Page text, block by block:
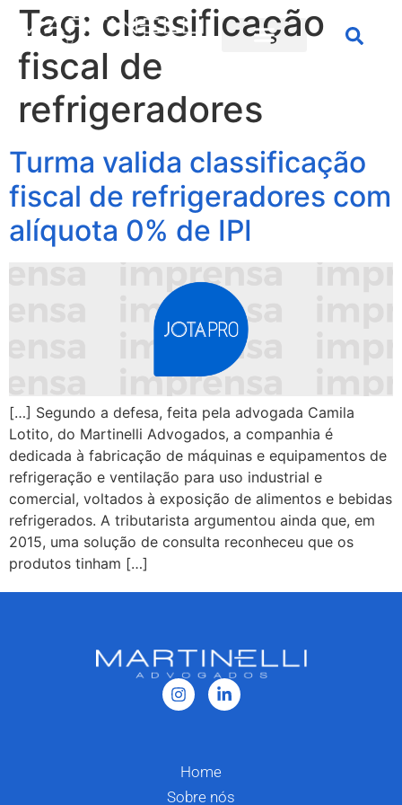
Tag: classificação
fiscal de
refrigeradores
Turma valida classificação
fiscal de refrigeradores com
alíquota 0% de IPI
[…] Segundo a defesa, feita pela advogada Camila
Lotito, do Martinelli Advogados, a companhia é
dedicada à fabricação de máquinas e equipamentos de
refrigeração e ventilação para uso industrial e
comercial, voltados à exposição de alimentos e bebidas
refrigerados. A tributarista argumentou ainda que, em
2015, uma solução de consulta reconheceu que os
produtos tinham […]
Home
Sobre nós